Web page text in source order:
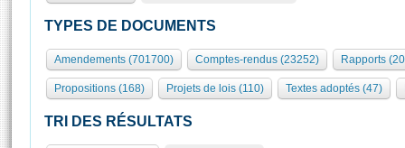
Présidence
577 députés
Groupes politiques
Séance publique
Commissions et autres organes
Europe et International
Rôle et pouvoirs de l'Assemblée
Organisation de l'Assemblée
Présidence Conférence des Présidents Bureau Collège des
Visiter l'Assemblée
Visite virtuelle du palais Bourbon
Assister à une séance
TYPES DE DOCUMENTS
Amendements (701700) Comptes-rendus (23252) Rapports
Propositions (168) Projets de lois (110) Textes adoptés (47)
TRI DES RÉSULTATS